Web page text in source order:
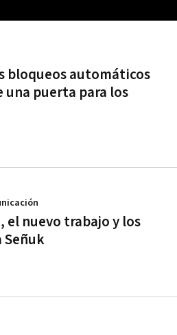
bloqueos automáticos
una puerta para los
el nuevo trabajo y los
Señuk